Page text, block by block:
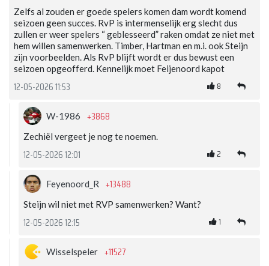
Zelfs al zouden er goede spelers komen dam wordt komend
seizoen geen succes. RvP is intermenselijk erg slecht dus
zullen er weer spelers “ geblesseerd” raken omdat ze niet met
hem willen samenwerken. Timber, Hartman en m.i. ook Steijn
zijn voorbeelden. Als RvP blijft wordt er dus bewust een
seizoen opgeofferd. Kennelijk moet Feijenoord kapot
12-05-2026 11:53 8
W-1986 +3868
Zechiël vergeet je nog te noemen.
12-05-2026 12:01 2
Feyenoord_R +13488
Steijn wil niet met RVP samenwerken? Want?
12-05-2026 12:15 1
Wisselspeler +11527